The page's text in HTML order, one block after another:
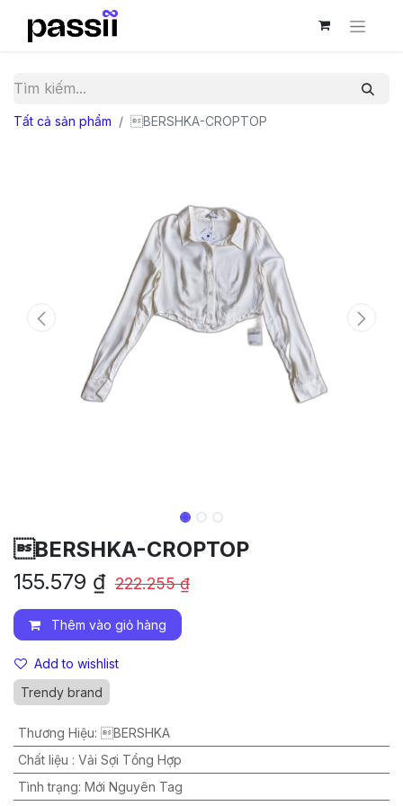
Tất cả sản phẩm BERSHKA-CROPTOP
BERSHKA-CROPTOP
155.579 ₫ 222.255₫
Thêm vào giỏ hàng
Add to wishlist
Trendy brand
Thương Hiệu: BERSHKA
Chất liệu : Vải Sợi Tổng Hợp
Tình trạng: Mới Nguyên Tag